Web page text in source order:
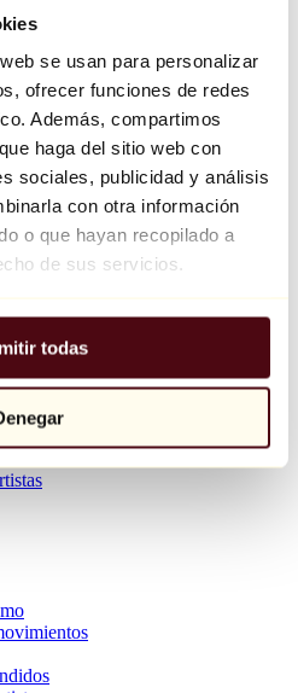
se usan para personalizar
ofrecer funciones de redes
Además, compartimos
haga del sitio web con
sociales, publicidad y análisis
con otra información
o que hayan recopilado a
de sus servicios.
todas
Basquiat